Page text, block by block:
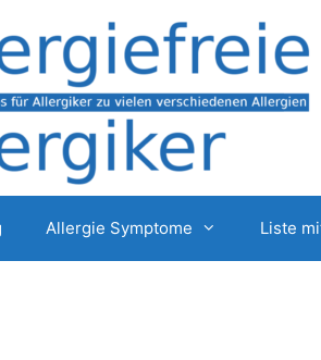
Allergie Symptome Liste